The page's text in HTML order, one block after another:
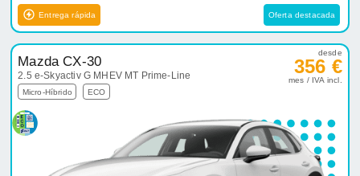
Entrega rápida Oferta destacada
Mazda CX-30
2.5 e-Skyactiv G MHEV MT Prime-Line
Micro-Híbrido ECO
desde
356 €
mes / IVA incl.